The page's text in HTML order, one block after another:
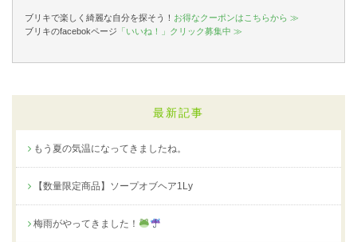
ブリキで楽しく綺麗な自分を探そう！ お得なクーポンはこちらから ≫
ブリキのfacebokページ 「いいね！」クリック募集中 ≫
最新記事
もう夏の気温になってきましたね。
【数量限定商品】ソープオブヘア1Ly
梅雨がやってきました！